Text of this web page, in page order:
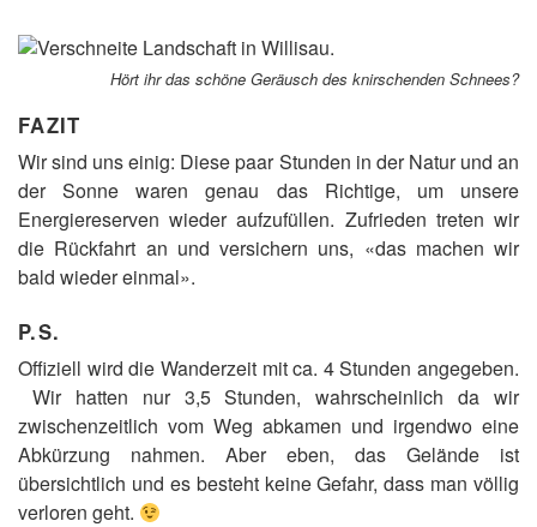
Hört ihr das schöne Geräusch des knirschenden Schnees?
FAZIT
Wir sind uns einig: Diese paar Stunden in der Natur und an
der Sonne waren genau das Richtige, um unsere
Energiereserven wieder aufzufüllen. Zufrieden treten wir
die Rückfahrt an und versichern uns, «das machen wir
bald wieder einmal».
P.S.
Offiziell wird die Wanderzeit mit ca. 4 Stunden angegeben.
Wir hatten nur 3,5 Stunden, wahrscheinlich da wir
zwischenzeitlich vom Weg abkamen und irgendwo eine
Abkürzung nahmen. Aber eben, das Gelände ist
übersichtlich und es besteht keine Gefahr, dass man völlig
verloren geht.